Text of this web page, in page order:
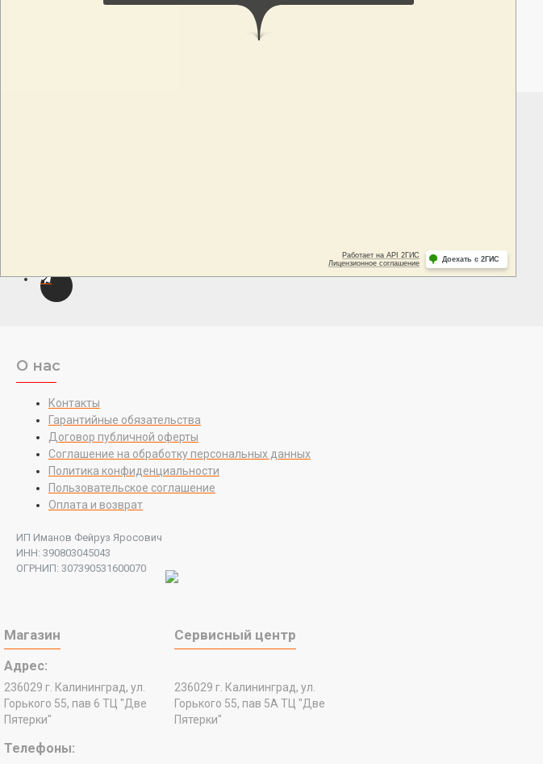
О нас
Контакты
Гарантийные обязательства
Договор публичной оферты
Соглашение на обработку персональных данных
Политика конфиденциальности
Пользовательское соглашение
Оплата и возврат
ИП Иманов Фейруз Яросович
ИНН: 390803045043
ОГРНИП: 307390531600070
Магазин Сервисный центр
Адрес:
236029 г. Калининград, ул.
Горького 55, пав 6 ТЦ "Две
Пятерки"
236029 г. Калининград, ул.
Горького 55, пав 5А ТЦ "Две
Пятерки"
Телефоны: